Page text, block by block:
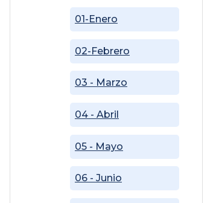
01-Enero
02-Febrero
03 - Marzo
04 - Abril
05 - Mayo
06 - Junio